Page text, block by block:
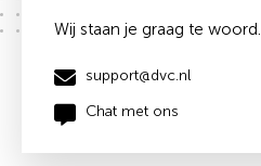
Wij staan je graag te woord.
support@dvc.nl
Chat met ons